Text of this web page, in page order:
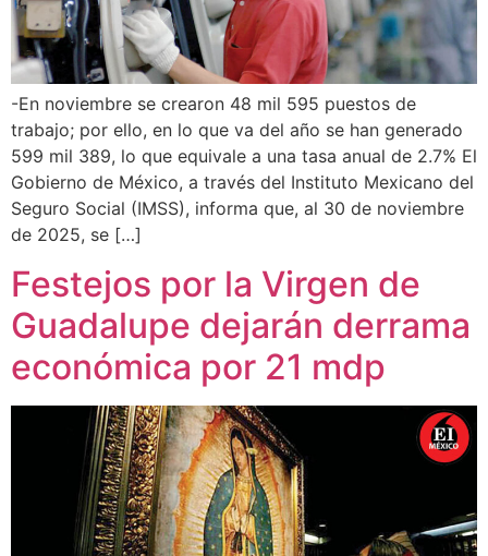
-En noviembre se crearon 48 mil 595 puestos de
trabajo; por ello, en lo que va del año se han generado
599 mil 389, lo que equivale a una tasa anual de 2.7% El
Gobierno de México, a través del Instituto Mexicano del
Seguro Social (IMSS), informa que, al 30 de noviembre
de 2025, se […]
Festejos por la Virgen de
Guadalupe dejarán derrama
económica por 21 mdp